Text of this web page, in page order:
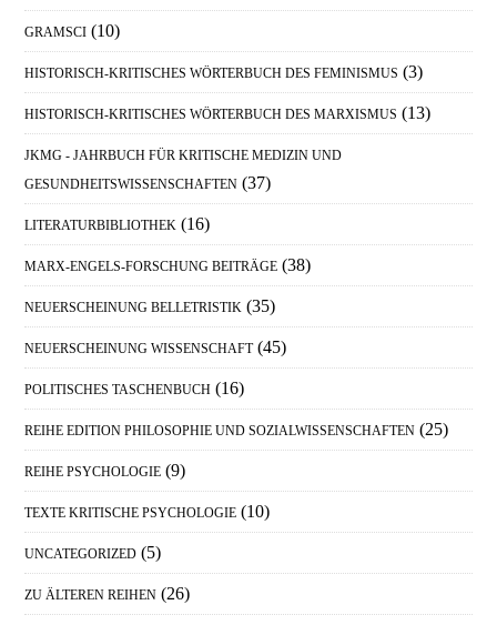
GRAMSCI (10)
HISTORISCH-KRITISCHES WÖRTERBUCH DES FEMINISMUS (3)
HISTORISCH-KRITISCHES WÖRTERBUCH DES MARXISMUS (13)
JKMG - JAHRBUCH FÜR KRITISCHE MEDIZIN UND
GESUNDHEITSWISSENSCHAFTEN (37)
LITERATURBIBLIOTHEK (16)
MARX-ENGELS-FORSCHUNG BEITRÄGE (38)
NEUERSCHEINUNG BELLETRISTIK (35)
NEUERSCHEINUNG WISSENSCHAFT (45)
POLITISCHES TASCHENBUCH (16)
REIHE EDITION PHILOSOPHIE UND SOZIALWISSENSCHAFTEN (25)
REIHE PSYCHOLOGIE (9)
TEXTE KRITISCHE PSYCHOLOGIE (10)
UNCATEGORIZED (5)
ZU ÄLTEREN REIHEN (26)